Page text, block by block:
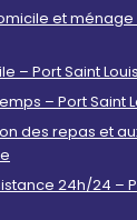
et ménage
– Port Saint
– Port Saint
des repas et
24h/24 –